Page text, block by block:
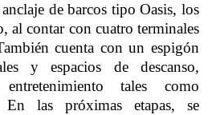
de barcos tipo Oasis, los
al contar con cuatro terminales
cuenta con un espigón
y espacios de descanso,
tales como
En las próximas etapas, se